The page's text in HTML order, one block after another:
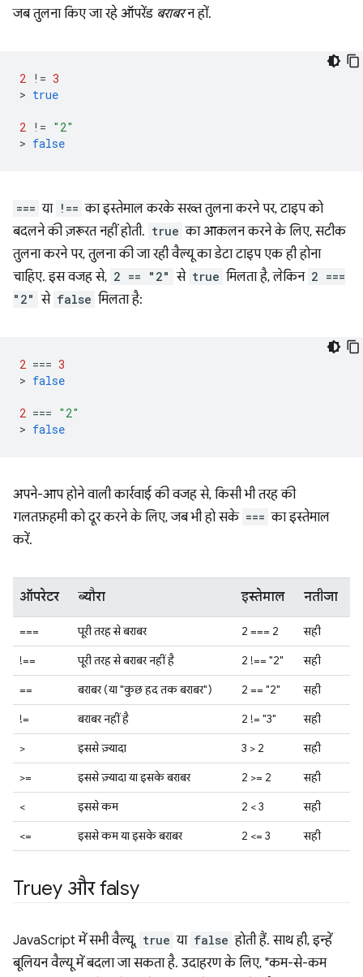
जब तुलना किए जा रहे ऑपरेंड बराबरन हों.
2 != 3
> true
2 != "2"
> false
=== या !== का इस्तेमाल करके सख्त तुलना करने पर, टाइप को
बदलने की ज़रूरत नहीं होती. true का आकलन करने के लिए, सटीक
तुलना करने पर, तुलना की जा रही वैल्यू का डेटा टाइप एक ही होना
चाहिए. इस वजह से, 2 == "2" से true मिलता है, लेकिन 2 ===
"2" से false मिलता है:
2 === 3
> false
2 === "2"
> false
अपने-आप होने वाली कार्रवाई की वजह से, किसी भी तरह की
गलतफ़हमी को दूर करने के लिए, जब भी हो सके === का इस्तेमाल
करें.
ऑपरेटर ब्यौरा इस्तेमाल नतीजा
=== पूरी तरह से बराबर 2 === 2
सही
!==
पूरी तरह से बराबर नहीं है 2 !== "2"
सही
==
बराबर (या "कुछ हद तक बराबर") 2 == "2"
सही
!=
बराबर नहीं है 2 != "3"
सही
>
इससे ज़्यादा 3 > 2
सही
>=
इससे ज़्यादा या इसके बराबर 2 >= 2
सही
<
इससे कम 2 < 3
सही
<=
इससे कम या इसके बराबर 2 <= 3 सही
Truey और falsy
JavaScript में सभी वैल्यू, true या false होती हैं. साथ ही, इन्हें
बूलियन वैल्यू में बदला जा सकता है. उदाहरण के लिए, "कम-से-कम